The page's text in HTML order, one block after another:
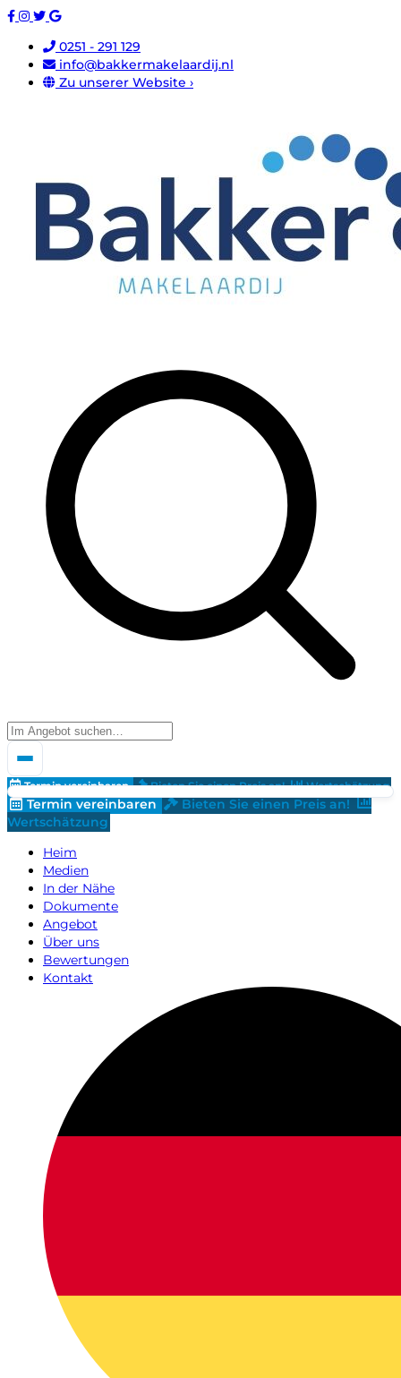
0251 - 291 129
info@bakkermakelaardij.nl
Zu unserer Website ›
Termin vereinbaren Bieten Sie einen Preis an! Wertschätzung
Termin vereinbaren
Bieten Sie einen Preis an!
Wertschätzung
Heim
Medien
In der Nähe
Dokumente
Angebot
Über uns
Bewertungen
Kontakt